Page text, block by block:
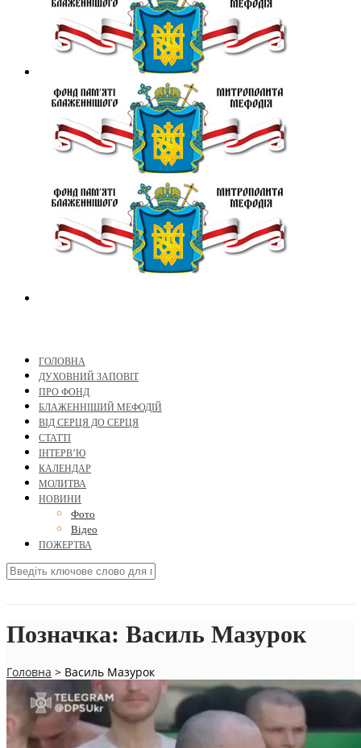
ГОЛОВНА
ДУХОВНИЙ ЗАПОВІТ
ПРО ФОНД
БЛАЖЕННІШИЙ МЕФОДІЙ
ВІД СЕРЦЯ ДО СЕРЦЯ
СТАТТІ
ІНТЕРВ’Ю
КАЛЕНДАР
МОЛИТВА
НОВИНИ
Фото
Відео
ПОЖЕРТВА
Позначка: Василь Мазурок
Головна > Василь Мазурок